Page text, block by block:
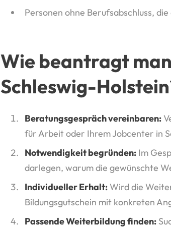
Personen ohne Berufsabschluss,
Wie beantragt
Schleswig-
Beratungsgespräch vereinbaren:
für Arbeit oder Ihrem Jobcenter in
Notwendigkeit begründen: Im
darlegen, warum die gewünschte
Individueller Erhalt: Wird die
Bildungsgutschein mit konkreten
Passende Weiterbildung finden: